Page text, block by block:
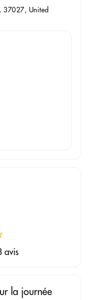
United
avis
la journée